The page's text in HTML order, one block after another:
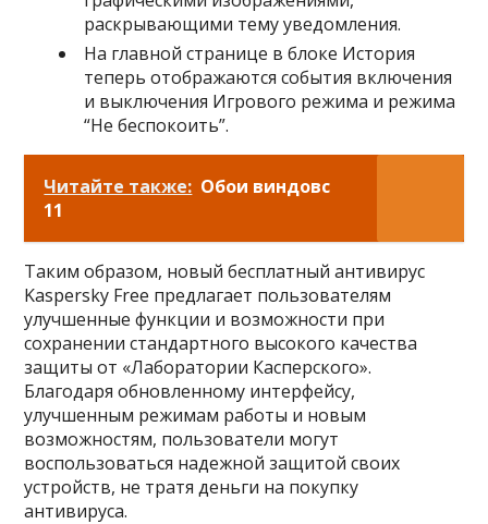
раскрывающими тему уведомления.
На главной странице в блоке История
теперь отображаются события включения
и выключения Игрового режима и режима
“Не беспокоить”.
Читайте также: Обои виндовс
11
Таким образом, новый бесплатный антивирус
Kaspersky Free предлагает пользователям
улучшенные функции и возможности при
сохранении стандартного высокого качества
защиты от «Лаборатории Касперского».
Благодаря обновленному интерфейсу,
улучшенным режимам работы и новым
возможностям, пользователи могут
воспользоваться надежной защитой своих
устройств, не тратя деньги на покупку
антивируса.